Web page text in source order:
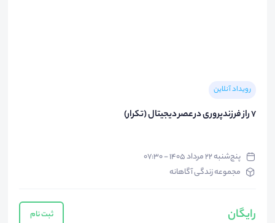
رویداد آنلاین
۷ راز فرزندپروری در عصر دیجیتال (تکرار)
پنج‌شنبه ۲۲ مرداد ۱۴۰۵ - ۰۷:۳۰
مجموعه زندگی آگاهانه
رایگان ثبت نام